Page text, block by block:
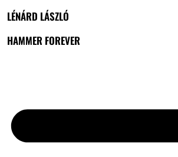
LÉNÁRD LÁSZLÓ
HAMMER FOREVER